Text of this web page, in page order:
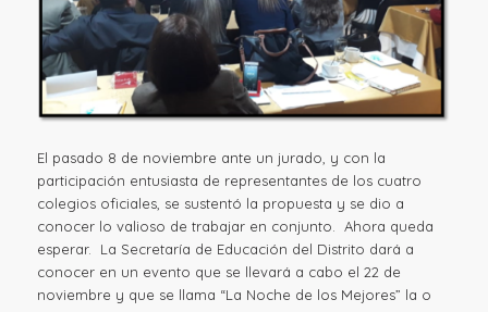
El pasado 8 de noviembre ante un jurado, y con la
participación entusiasta de representantes de los cuatro
colegios oficiales, se sustentó la propuesta y se dio a
conocer lo valioso de trabajar en conjunto. Ahora queda
esperar. La Secretaría de Educación del Distrito dará a
conocer en un evento que se llevará a cabo el 22 de
noviembre y que se llama “La Noche de los Mejores” la o